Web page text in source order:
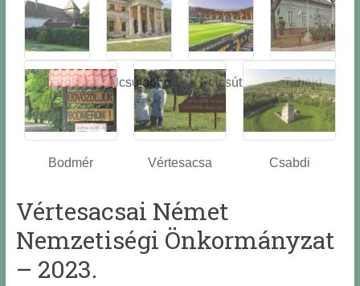
Óbarok
Alcsútdobo
z
Felcsút Tabajd
Bodmér Vértesacsa Csabdi
Vértesacsai Német
Nemzetiségi Önkormányzat
– 2023.